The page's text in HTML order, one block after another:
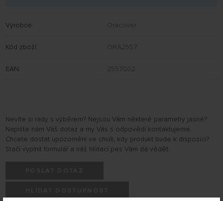
Výrobce: Oracover
Kód zboží: ORA2557
EAN: 2557002
Nevíte si rady s výběrem? Nejsou Vám některé parametry jasné?
Napište nám Váš dotaz a my Vás s odpovědí kontaktujeme.
Chcete dostat upozornění ve chvíli, kdy produkt bude k dispozici?
Stačí vyplnit formulář a náš hlídací pes Vám dá vědět.